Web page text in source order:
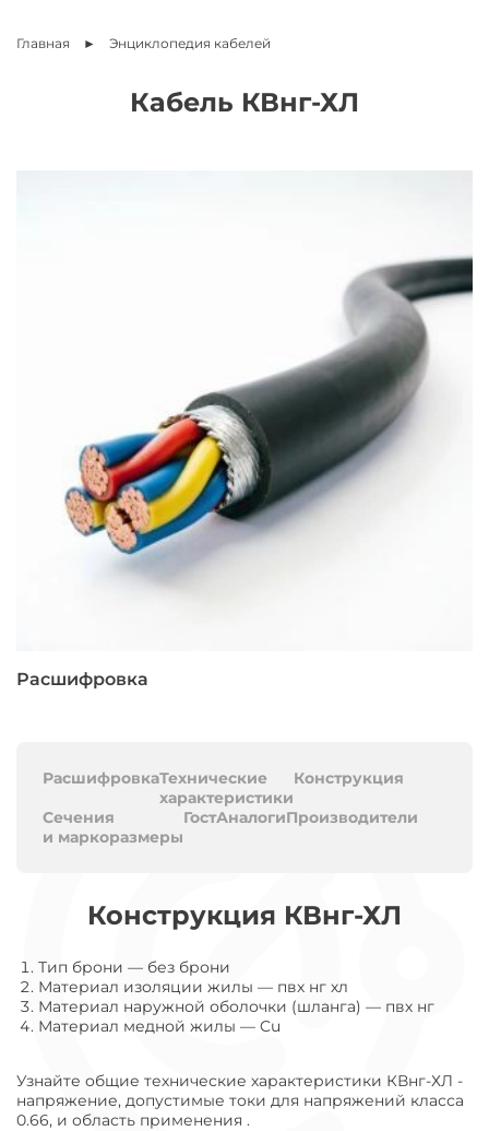
Главная Энциклопедия кабелей
Кабель КВнг-ХЛ
Расшифровка
РасшифровкаТехнические
характеристики
Конструкция
Сечения
и маркоразмеры
ГостАналогиПроизводители
Конструкция КВнг-ХЛ
Тип брони — без брони
Материал изоляции жилы — пвх нг хл
Материал наружной оболочки (шланга) — пвх нг
Материал медной жилы — Cu
Узнайте общие технические характеристики КВнг-ХЛ -
напряжение, допустимые токи для напряжений класса
0.66, и область применения .